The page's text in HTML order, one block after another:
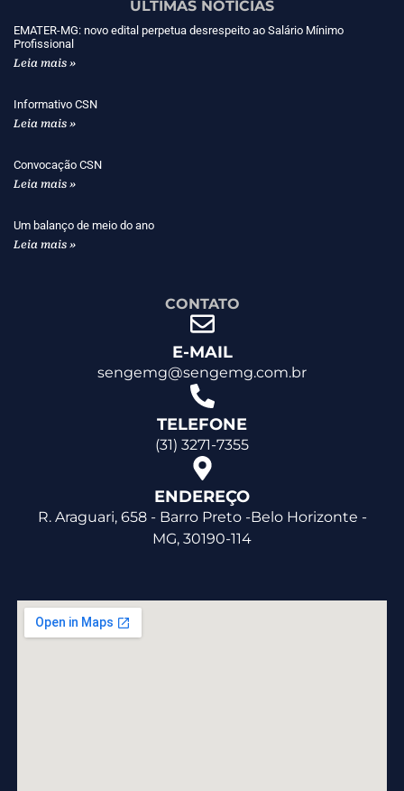
ULTIMAS NOTÍCIAS
EMATER-MG: novo edital perpetua desrespeito ao Salário Mínimo
Profissional
Leia mais »
Informativo CSN
Leia mais »
Convocação CSN
Leia mais »
Um balanço de meio do ano
Leia mais »
CONTATO
E-MAIL
sengemg@sengemg.com.br
TELEFONE
(31) 3271-7355
ENDEREÇO
R. Araguari, 658 - Barro Preto -Belo Horizonte -
MG, 30190-114